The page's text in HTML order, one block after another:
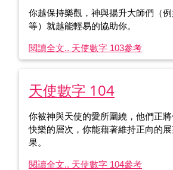
你越保持樂觀，神與揚升大師們（
等）就越能輕易的協助你。
閱讀全文.. 天使數字 103參考
天使數字 104
你被神與天使的愛所圍繞，他們正
快樂的層次，你能藉著維持正向的
果。
閱讀全文.. 天使數字 104參考